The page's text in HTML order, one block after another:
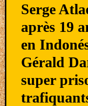
Serge
après 19
en
Gérald
super